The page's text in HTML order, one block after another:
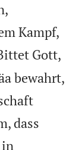
Kampf,
Gott,
bewahrt,
dass
in